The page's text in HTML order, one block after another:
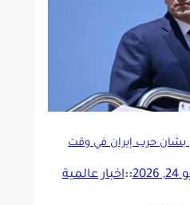
بشأن حرب إيران في وقت
2026
::اخبار عالمية